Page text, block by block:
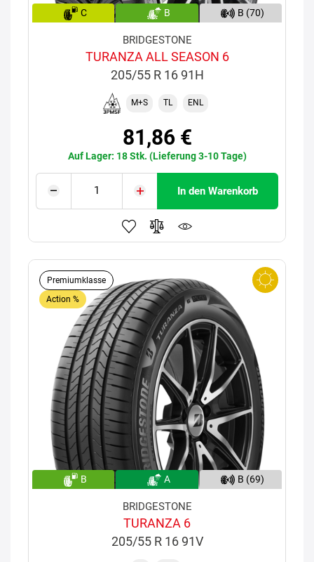
C B B (70)
BRIDGESTONE
TURANZA ALL SEASON 6
205/55 R 16 91H
M+S TL ENL
81,86 €
Auf Lager: 18 Stk. (Lieferung 3-10 Tage)
In den Warenkorb
Premiumklasse
Action %
B A B (69)
BRIDGESTONE
TURANZA 6
205/55 R 16 91V